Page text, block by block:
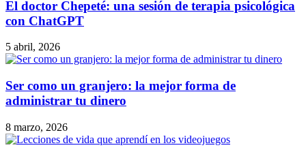
El doctor Chepeté: una sesión de terapia psicológica
con ChatGPT
5 abril, 2026
Ser como un granjero: la mejor forma de
administrar tu dinero
8 marzo, 2026